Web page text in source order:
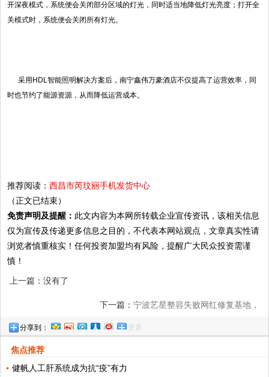
开深夜模式，系统便会关闭部分区域的灯光，同时适当地降低灯光亮度；打开全
关模式时，系统便会关闭所有灯光。
采用HDL智能照明解决方案后，南宁鑫伟万豪酒店不仅提高了运营效率，同
时也节约了能源资源，从而降低运营成本。
推荐阅读：西昌市芮玟丽手机发货中心
（正文已结束）
免责声明及提醒： 此文内容为本网所转载企业宣传资讯，该相关信息
仅为宣传及传递更多信息之目的，不代表本网站观点，文章真实性请
浏览者慎重核实！任何投资加盟均有风险，提醒广大民众投资需谨
慎！
上一篇：没有了
下一篇： 宁波艺星整容失败网红修复基地，
分享到： 更多
焦点推荐
健帆人工肝系统成为抗“疫”有力